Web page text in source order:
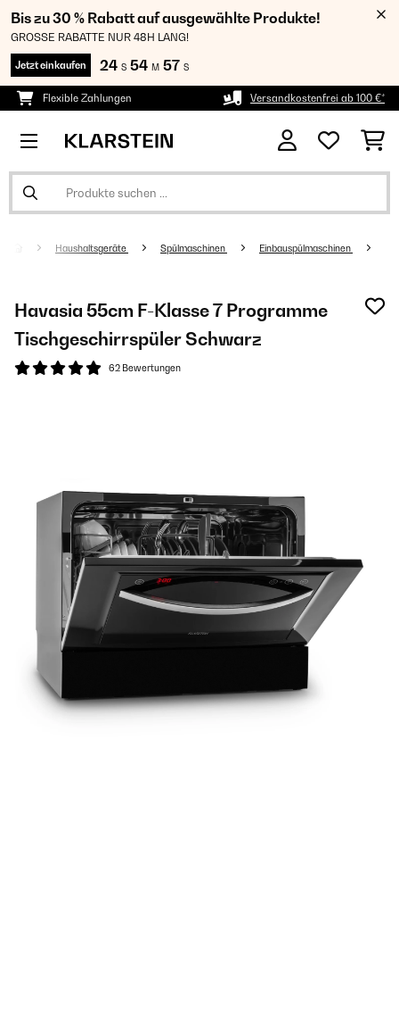
Bis zu 30 % Rabatt auf ausgewählte Produkte!
GROSSE RABATTE NUR 48H LANG!
Jetzt einkaufen 24 S 54 M 56 S
Flexible Zahlungen Versandkostenfrei ab 100 €*
Haushaltsgeräte Spülmaschinen Einbauspülmaschinen
Havasia 55cm F-Klasse 7 Programme
Tischgeschirrspüler Schwarz
62 Bewertungen